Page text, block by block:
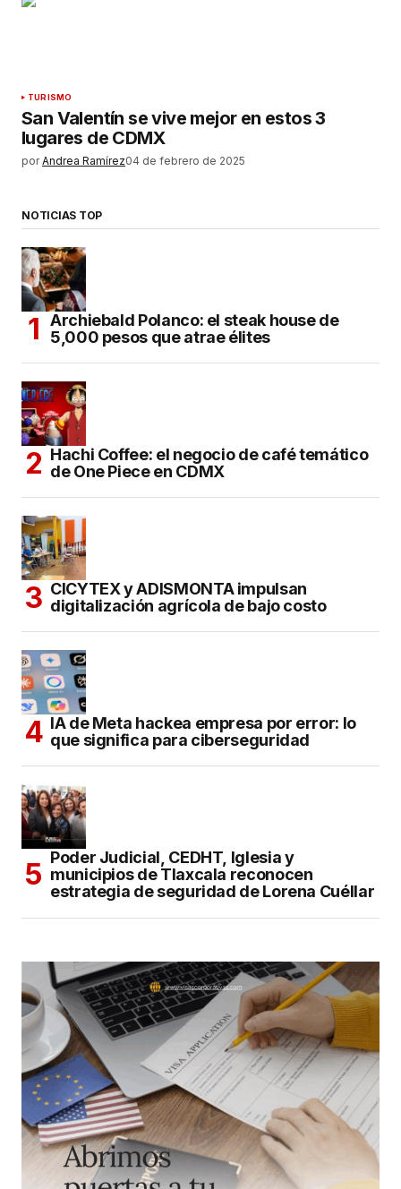
TURISMO
San Valentín se vive mejor en estos 3
lugares de CDMX
por Andrea Ramírez04 de febrero de 2025
NOTICIAS TOP
Archiebald Polanco: el steak house de
5,000 pesos que atrae élites
Hachi Coffee: el negocio de café temático
de One Piece en CDMX
CICYTEX y ADISMONTA impulsan
digitalización agrícola de bajo costo
IA de Meta hackea empresa por error: lo
que significa para ciberseguridad
Poder Judicial, CEDHT, Iglesia y
municipios de Tlaxcala reconocen
estrategia de seguridad de Lorena Cuéllar